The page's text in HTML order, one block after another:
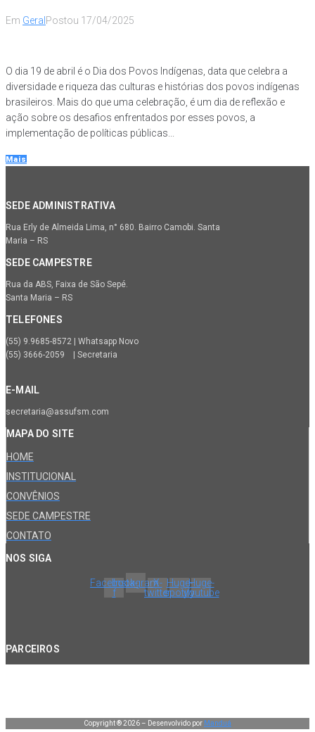
Em Geral Postou 17/04/2025
O dia 19 de abril é o Dia dos Povos Indígenas, data que celebra a
diversidade e riqueza das culturas e histórias dos povos indígenas
brasileiros. Mais do que uma celebração, é um dia de reflexão e
ação sobre os desafios enfrentados por esses povos, a
implementação de políticas públicas...
Mais
SEDE ADMINISTRATIVA
Rua Erly de Almeida Lima, n° 680. Bairro Camobi. Santa
Maria – RS
SEDE CAMPESTRE
Rua da ABS, Faixa de São Sepé.
Santa Maria – RS
TELEFONES
(55) 9.9685-8572 | Whatsapp Novo
(55) 3666-2059 | Secretaria
E-MAIL
secretaria@assufsm.com
MAPA DO SITE
HOME
INSTITUCIONAL
CONVÊNIOS
SEDE CAMPESTRE
CONTATO
NOS SIGA
Facebook-
f
InstagramX-
twitter
Huge-
spotify
Huge-
youtube
PARCEIROS
Copyright ® 2026 – Desenvolvido por Manduá